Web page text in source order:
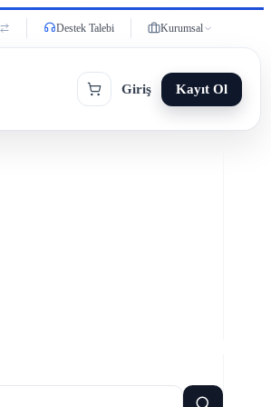
Destek Talebi Kurumsal
Giriş Kayıt Ol